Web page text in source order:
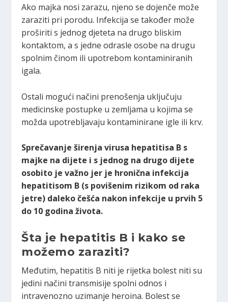
Ako majka nosi zarazu, njeno se dojenče može
zaraziti pri porodu. Infekcija se također može
proširiti s jednog djeteta na drugo bliskim
kontaktom, a s jedne odrasle osobe na drugu
spolnim činom ili upotrebom kontaminiranih
igala.
Ostali mogući načini prenošenja uključuju
medicinske postupke u zemljama u kojima se
možda upotrebljavaju kontaminirane igle ili krv.
Sprečavanje širenja virusa hepatitisa B s
majke na dijete i s jednog na drugo dijete
osobito je važno jer je hronična infekcija
hepatitisom B (s povišenim rizikom od raka
jetre) daleko češća nakon infekcije u prvih 5
do 10 godina života.
Šta je hepatitis B i kako se
možemo zaraziti?
Međutim, hepatitis B niti je rijetka bolest niti su
jedini načini transmisije spolni odnos i
intravenozno uzimanje heroina. Bolest se